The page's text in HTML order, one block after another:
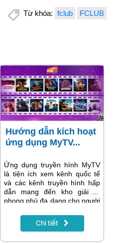
Từ khóa: fclub FCLUB
Hướng dẫn kích hoạt
ứng dụng MyTV...
Ứng dụng truyền hình MyTV
là tiện ích xem kênh quốc tế
và các kênh truyền hình hấp
dẫn mang đến kho giải trí
phong phú đa dạng cho người
nhất, quý khách hàng có thể
thưởng thức các kênh truyền
Chi tiết